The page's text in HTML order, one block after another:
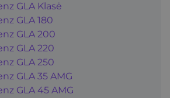
GLA Klasė
GLA 180
GLA 200
GLA 220
GLA 250
GLA 35 AMG
GLA 45 AMG